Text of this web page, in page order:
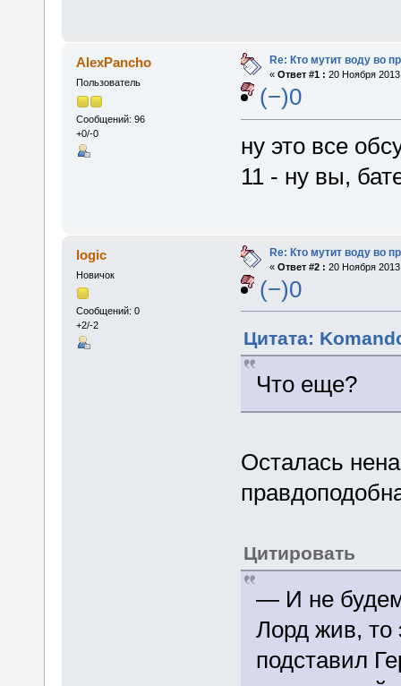
AlexPancho
Пользователь
Сообщений: 96
+0/-0
Re: Кто мутит воду во
« Ответ #1 : 20 Ноября
(−)0
ну это все
11 - ну вы,
logic
Новичок
Сообщений: 0
+2/-2
Re: Кто мутит воду во
« Ответ #2 : 20 Ноября
(−)0
Цитата:
Что еще?
Осталась
Цитировать
— И не
Лорд жив, то
подставил